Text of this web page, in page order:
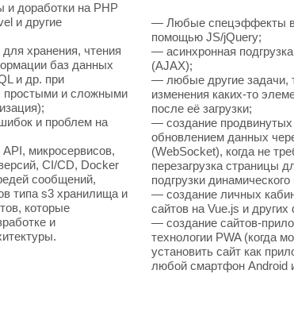
доработки на PHP
и другие
хранения, чтения
баз данных
и др. при
простыми и сложными
и проблем на
микросервисов,
CI/CD, Docker
сообщений,
типа s3 хранилища и
которые
и
— Любые спецэффекты в
помощью JS/jQuery;
— асинхронная подгрузка
(AJAX);
— любые другие задачи,
изменения каких-то
после её загрузки;
— создание продвинутых
обновлением данных
(WebSocket), когда не
перезагрузка страницы
подгрузки динамического
— создание личных
сайтов на Vue.js и
— создание сайтов-
технологии PWA (когда
установить сайт как
любой смартфон Android